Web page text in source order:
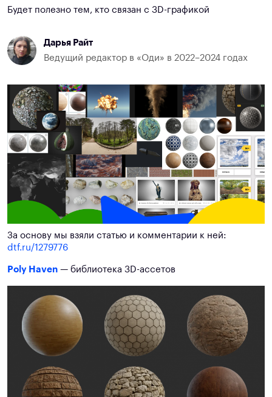
Будет полезно тем, кто связан с 3D-графикой
Дарья Райт
Ведущий редактор в «Оди» в 2022–2024 годах
За основу мы взяли статью и комментарии к ней:
dtf.ru/1279776
Poly Haven — библиотека 3D-ассетов